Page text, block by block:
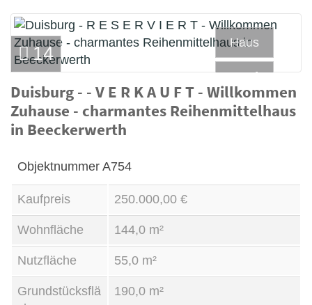
14
Haus
Kauf
Duisburg - - V E R K A U F T - Willkommen
Zuhause - charmantes Reihenmittelhaus
in Beeckerwerth
Objektnummer A754
Kaufpreis 250.000,00 €
Wohnfläche 144,0 m²
Nutzfläche 55,0 m²
Grundstücksflä
190,0 m²